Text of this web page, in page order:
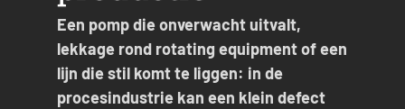
Een pomp die onverwacht uitvalt,
lekkage rond rotating equipment of een
lijn die stil komt te liggen: in de
procesindustrie kan een klein defect